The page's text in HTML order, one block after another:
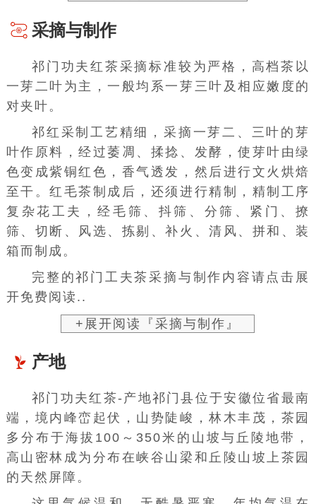
采摘与制作
祁门功夫红茶采摘标准较为严格，高档茶以
一芽二叶为主，一般均系一芽三叶及相应嫩度的
对夹叶。
祁红采制工艺精细，采摘一芽二、三叶的芽
叶作原料，经过萎凋、揉捻、发酵，使芽叶由绿
色变成紫铜红色，香气透发，然后进行文火烘焙
至干。红毛茶制成后，还须进行精制，精制 工序
复杂花工夫，经毛筛、抖筛、分筛、紧门、撩
筛、切断、风选、拣剔、补火、清风、拼和、装
箱而制成。
完整的祁门工夫茶采摘与制作内容请点击展
开免费阅读..
+展开阅读『采摘与制作』
产地
祁门功夫红茶-产地祁门县位于安徽位省最南
端，境内峰峦起伏，山势陡峻，林木丰茂，茶园
多分布于海拔100～350米的山坡与丘陵地带，
高山密林成为分布在峡谷山梁和 丘陵 山坡上茶园
的天然屏障。